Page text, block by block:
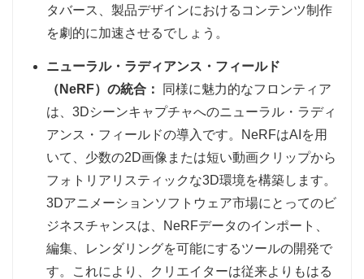
タバース、製品デザインにおけるコンテンツ制作
を劇的に加速させるでしょう。
ニューラル・ラディアンス・フィールド
（NeRF）の統合：
同様に魅力的なフロンティア
は、3Dシーンキャプチャへのニューラル・ラディ
アンス・フィールドの導入です。NeRFはAIを用
いて、少数の2D画像または短い動画クリップから
フォトリアリスティックな3D環境を構築します。
3Dアニメーションソフトウェア市場にとってのビ
ジネスチャンスは、NeRFデータのインポート、
編集、レンダリングを可能にするツールの開発で
す。これにより、クリエイターは従来よりもはる